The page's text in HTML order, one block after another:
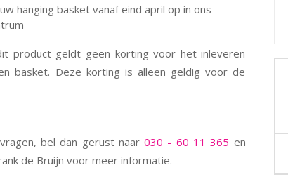
hanging basket vanaf eind april op in ons
product geldt geen korting voor het inleveren
basket. Deze korting is alleen geldig voor de
bel dan gerust naar030 - 60 11 365 en
de Bruijn voor meer informatie.